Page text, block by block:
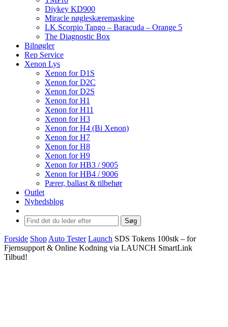
Diykey KD900
Miracle nøgleskæremaskine
LK Scorpio Tango – Baracuda – Orange 5
The Diagnostic Box
Bilnøgler
Rep Service
Xenon Lys
Xenon for D1S
Xenon for D2C
Xenon for D2S
Xenon for H1
Xenon for H11
Xenon for H3
Xenon for H4 (Bi Xenon)
Xenon for H7
Xenon for H8
Xenon for H9
Xenon for HB3 / 9005
Xenon for HB4 / 9006
Pærer, ballast & tilbehør
Outlet
Nyhedsblog
Søg
Forside Shop Auto Tester Launch SDS Tokens 100stk – for
Fjernsupport & Online Kodning via LAUNCH SmartLink
Tilbud!